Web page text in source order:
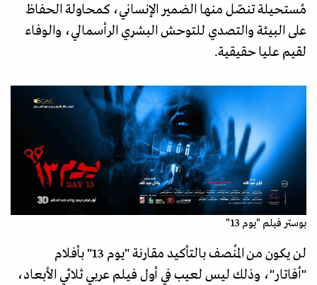
مُستحيلة تنصّل منها الضمير الإنساني، كمحاولة الحفاظ
على البيئة والتصدي للتوحش البشري الرأسمالي، والوفاء
لقيم عليا حقيقية.
بوستر فيلم "يوم 13"
لن يكون من المُنصف بالتأكيد مقارنة "يوم 13" بأفلام
"أفاتار"، وذلك ليس لعيب في أول فيلم عربي ثلاثي الأبعاد،